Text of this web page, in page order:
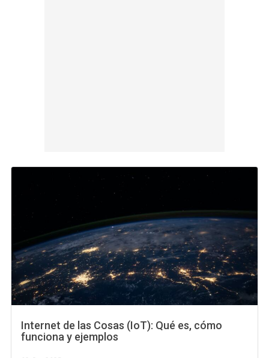
Internet de las Cosas (IoT): Qué es, cómo
funciona y ejemplos